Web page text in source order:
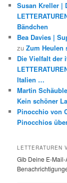
Susan Kreller |
Bändchen
Bea Davies |
zuZum Heulen
Die Vielfalt der
Italien …
Martin
Kein schöner
Pinocchio von
Pinocchios
LETTERATUREN
Gib Deine E-